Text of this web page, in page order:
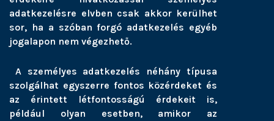
adatkezelésre elvben csak akkor kerülhet
sor, ha a szóban forgó adatkezelés egyéb
jogalapon nem végezhető.
A személyes adatkezelés néhány típusa
szolgálhat egyszerre fontos közérdeket és
az érintett létfontosságú érdekeit is,
például olyan esetben, amikor az